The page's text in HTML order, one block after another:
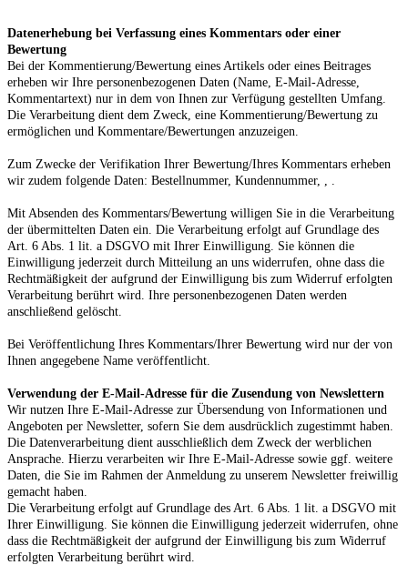
Datenerhebung bei Verfassung eines Kommentars oder einer
Bewertung
Bei der Kommentierung/Bewertung eines Artikels oder eines Beitrages
erheben wir Ihre personenbezogenen Daten (Name, E-Mail-Adresse,
Kommentartext) nur in dem von Ihnen zur Verfügung gestellten Umfang.
Die Verarbeitung dient dem Zweck, eine Kommentierung/Bewertung zu
ermöglichen und Kommentare/Bewertungen anzuzeigen.
Zum Zwecke der Verifikation Ihrer Bewertung/Ihres Kommentars erheben
wir zudem folgende Daten: Bestellnummer, Kundennummer,
Mit Absenden des Kommentars/Bewertung willigen Sie in die Verarbeitung
der übermittelten Daten ein. Die Verarbeitung erfolgt auf Grundlage des
Art. 6 Abs. 1 lit. a DSGVO mit Ihrer Einwilligung. Sie können die
Einwilligung jederzeit durch Mitteilung an uns widerrufen, ohne dass die
Rechtmäßigkeit der aufgrund der Einwilligung bis zum Widerruf erfolgten
Verarbeitung berührt wird. Ihre personenbezogenen Daten werden
anschließend gelöscht.
Bei Veröffentlichung Ihres Kommentars/Ihrer Bewertung wird nur der von
Ihnen angegebene Name veröffentlicht.
Verwendung der E-Mail-Adresse für die Zusendung von Newslettern
Wir nutzen Ihre E-Mail-Adresse zur Übersendung von Informationen und
Angeboten per Newsletter, sofern Sie dem ausdrücklich zugestimmt haben.
Die Datenverarbeitung dient ausschließlich dem Zweck der werblichen
Ansprache. Hierzu verarbeiten wir Ihre E-Mail-Adresse sowie ggf. weitere
Daten, die Sie im Rahmen der Anmeldung zu unserem Newsletter freiwillig
gemacht haben.
Die Verarbeitung erfolgt auf Grundlage des Art. 6 Abs. 1 lit. a DSGVO mit
Ihrer Einwilligung. Sie können die Einwilligung jederzeit widerrufen, ohne
dass die Rechtmäßigkeit der aufgrund der Einwilligung bis zum Widerruf
erfolgten Verarbeitung berührt wird.